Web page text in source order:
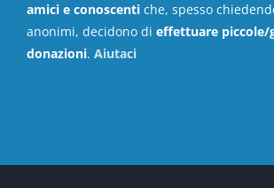
amici e conoscenti che, spesso
anonimi, decidono di effettuare piccole/
donazioni. Aiutaci